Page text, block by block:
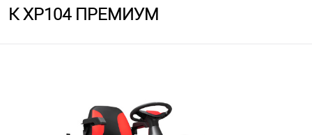
К XP104 ПРЕМИУМ